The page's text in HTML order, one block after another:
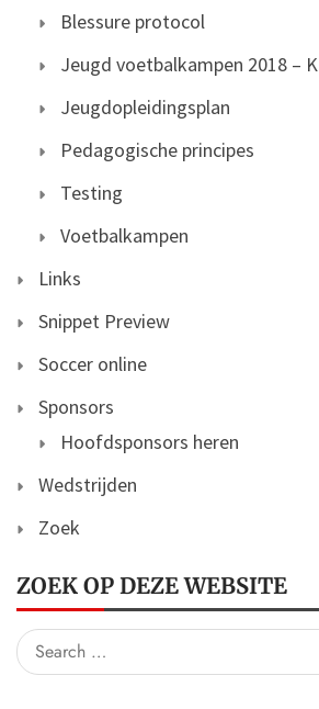
Blessure protocol
Jeugd voetbalkampen 2018 –
Jeugdopleidingsplan
Pedagogische principes
Testing
Voetbalkampen
Links
Snippet Preview
Soccer online
Sponsors
Hoofdsponsors heren
Wedstrijden
Zoek
ZOEK OP DEZE WEBSITE
Search
for: